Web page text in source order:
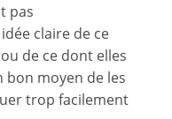
pas
claire de ce
de ce dont elles
bon moyen de les
trop facilement